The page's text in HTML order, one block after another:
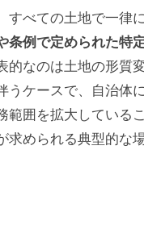
すべての土地で一律
条例で定められた特
的なのは土地の形質
うケースで、自治体
範囲を拡大している
求められる典型的な